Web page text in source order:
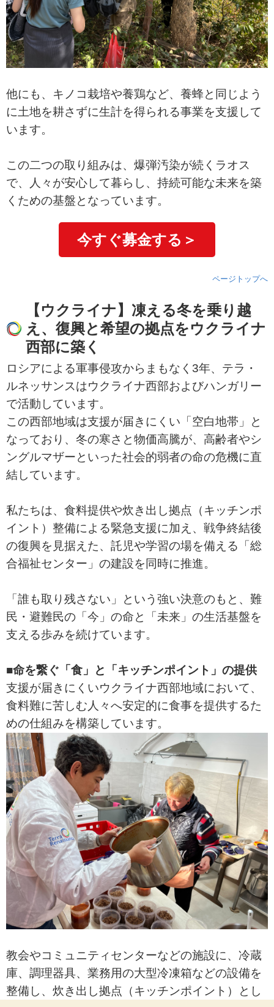
他にも、キノコ栽培や養鶏など、養蜂と同じよう
に土地を耕さずに生計を得られる事業を支援して
います。
この二つの取り組みは、爆弾汚染が続くラオス
で、人々が安心して暮らし、持続可能な未来を築
くための基盤となっています。
今すぐ募金する＞
ページトップへ
【ウクライナ】凍える冬を乗り越
え、復興と希望の拠点をウクライナ
西部に築く
ロシアによる軍事侵攻からまもなく3年、テラ・
ルネッサンスはウクライナ西部およびハンガリー
で活動しています。
この西部地域は支援が届きにくい「空白地帯」と
なっており、冬の寒さと物価高騰が、高齢者やシ
ングルマザーといった社会的弱者の命の危機に直
結しています。
私たちは、食料提供や炊き出し拠点（キッチンポ
イント）整備による緊急支援に加え、戦争終結後
の復興を見据えた、託児や学習の場を備える「総
合福祉センター」の建設を同時に推進。
「誰も取り残さない」という強い決意のもと、難
民・避難民の「今」の命と「未来」の生活基盤を
支える歩みを続けています。
■命を繋ぐ「食」と「キッチンポイント」の提供
支援が届きにくいウクライナ西部地域において、
食料難に苦しむ人々へ安定的に食事を提供するた
めの仕組みを構築しています。
教会やコミュニティセンターなどの施設に、冷蔵
庫、調理器具、業務用の大型冷凍箱などの設備を
整備し、炊き出し拠点（キッチンポイント）とし